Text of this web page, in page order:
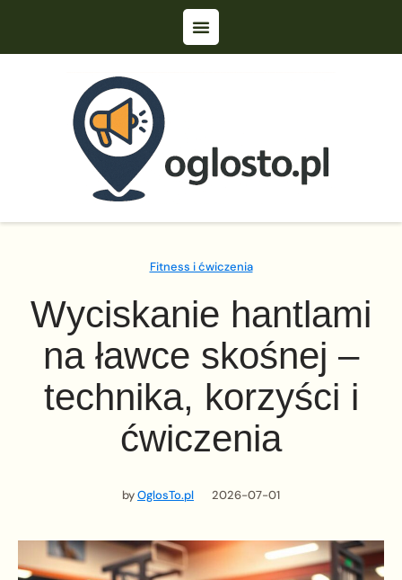
Fitness i ćwiczenia
Wyciskanie hantlami
na ławce skośnej –
technika, korzyści i
ćwiczenia
byOglosTo.pl 2026-07-01